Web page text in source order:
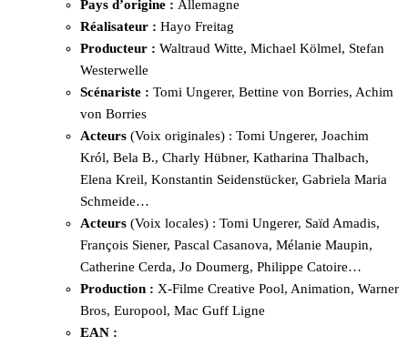
Pays d’origine : Allemagne
Réalisateur : Hayo Freitag
Producteur : Waltraud Witte, Michael Kölmel, Stefan
Westerwelle
Scénariste : Tomi Ungerer, Bettine von Borries, Achim
von Borries
Acteurs (Voix originales) : Tomi Ungerer, Joachim
Król, Bela B., Charly Hübner, Katharina Thalbach,
Elena Kreil, Konstantin Seidenstücker, Gabriela Maria
Schmeide…
Acteurs (Voix locales) : Tomi Ungerer, Saïd Amadis,
François Siener, Pascal Casanova, Mélanie Maupin,
Catherine Cerda, Jo Doumerg, Philippe Catoire…
Production : X-Filme Creative Pool, Animation, Warner
Bros, Europool, Mac Guff Ligne
EAN :